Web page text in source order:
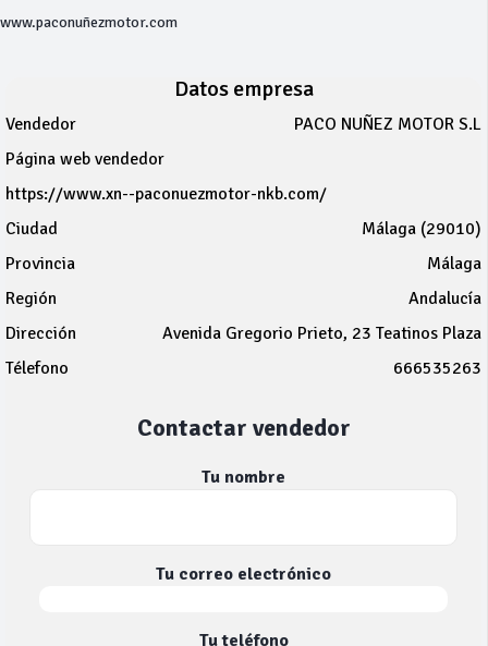
www.paconuñezmotor.com
Datos empresa
Vendedor
PACO NUÑEZ MOTOR S.L
Página web vendedor
https://www.xn--paconuezmotor-nkb.com/
Ciudad
Málaga (29010)
Provincia
Málaga
Región
Andalucía
Dirección
Avenida Gregorio Prieto, 23 Teatinos Plaza
Télefono
666535263
Contactar vendedor
Tu nombre
Tu correo electrónico
Tu teléfono